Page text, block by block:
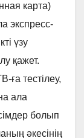
карта)
экспресс-
үзу
қажет.
ға тестілеу,
ала
болып
әкесінің